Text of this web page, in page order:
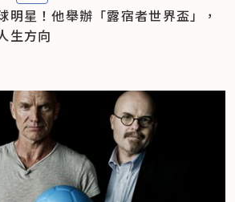
明星！他舉辦「露宿者世界盃」，
生方向